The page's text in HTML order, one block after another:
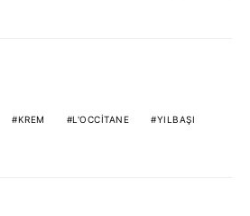
KREM L'OCCITANE YILBAŞI